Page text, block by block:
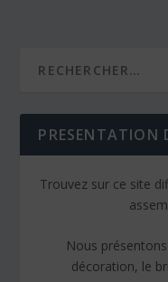
PRESENTATION
Trouvez sur ce site
Nous
décoration, le